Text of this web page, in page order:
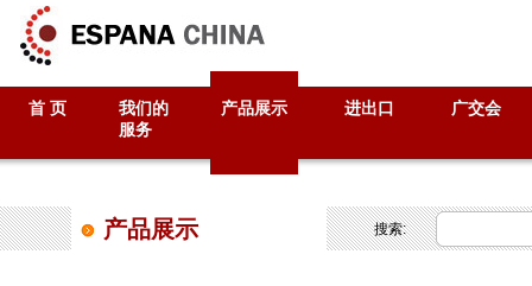
首 页
我们的
服务
产品展示 进出口 广交会
产品展示 搜索: